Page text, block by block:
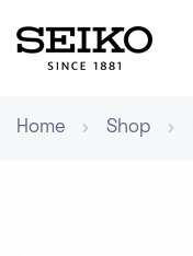
Home Shop